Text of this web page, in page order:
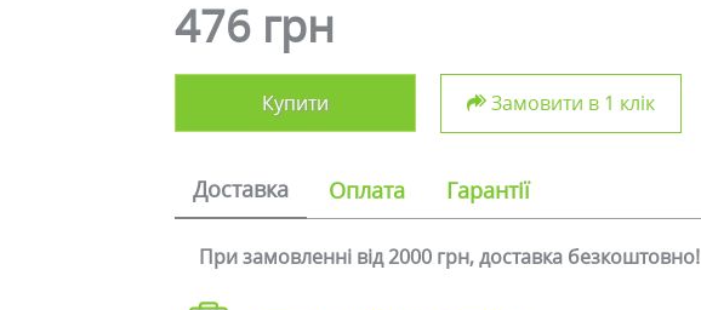
476 грн
Купити Замовити в 1 клік
Доставка Оплата Гарантії
При замовленні від 2000 грн, доставка безкоштовно!